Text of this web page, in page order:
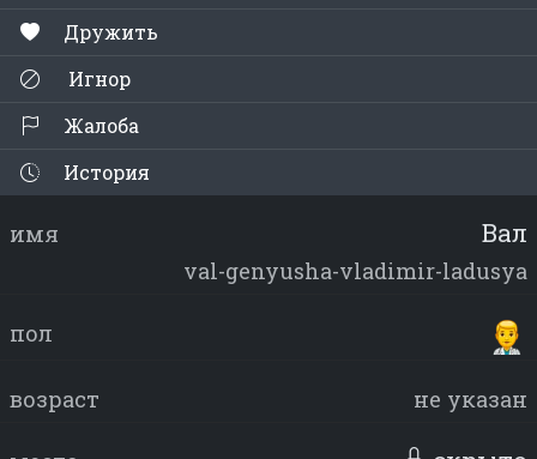
Дружить
Игнор
Жалоба
История
имя Вал
val-genyusha-vladimir-ladusya
пол
возраст не указан